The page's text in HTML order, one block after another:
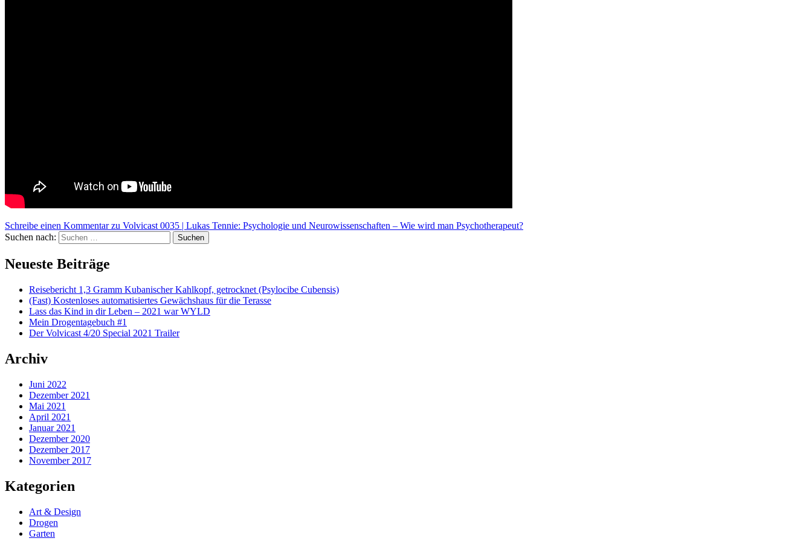
Schreibe einen Kommentarzu Volvicast 0035 | Lukas Tennie: Psychologie und Neurowissenschaften – Wie wird man Psychotherapeut?
Suchen nach:
Suchen
Neueste Beiträge
Reisebericht 1,3 Gramm Kubanischer Kahlkopf, getrocknet (Psylocibe Cubensis)
(Fast) Kostenloses automatisiertes Gewächshaus für die Terasse
Lass das Kind in dir Leben – 2021 war WYLD
Mein Drogentagebuch #1
Der Volvicast 4/20 Special 2021 Trailer
Archiv
Juni 2022
Dezember 2021
Mai 2021
April 2021
Januar 2021
Dezember 2020
Dezember 2017
November 2017
Kategorien
Art & Design
Drogen
Garten